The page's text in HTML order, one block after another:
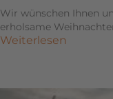
Wir wünschen Ihnen
erholsame
Weiterlesen